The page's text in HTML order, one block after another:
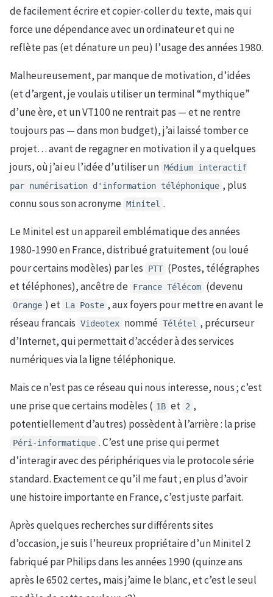
de facilement écrire et copier-coller du texte, mais qui
force une dépendance avec un ordinateur et qui ne
reflète pas (et dénature un peu) l’usage des années 1980.
Malheureusement, par manque de motivation, d’idées
(et d’argent, je voulais utiliser un terminal “mythique”
d’une ère, et un VT100 ne rentrait pas — et ne rentre
toujours pas — dans mon budget), j’ai laissé tomber ce
projet… avant de regagner en motivation il y a quelques
jours, où j’ai eu l’idée d’utiliser un Médium interactif
par numérisation d'information téléphonique , plus
connu sous son acronyme Minitel .
Le Minitel est un appareil emblématique des années
1980-1990 en France, distribué gratuitement (ou loué
pour certains modèles) par les
PTT (Postes, télégraphes
et téléphones), ancêtre de France Télécom (devenu
Orange ) et La Poste , aux foyers pour mettre en avant le
réseau francais Videotex nommé Télétel , précurseur
d’Internet, qui permettait d’accéder à des services
numériques via la ligne téléphonique.
Mais ce n’est pas ce réseau qui nous interesse, nous ; c’est
une prise que certains modèles ( 1B et 2 ,
potentiellement d’autres) possèdent à l’arrière : la prise
Péri-informatique . C’est une prise qui permet
d’interagir avec des périphériques via le protocole série
standard. Exactement ce qu’il me faut ; en plus d’avoir
une histoire importante en France, c’est juste parfait.
Après quelques recherches sur différents sites
d’occasion, je suis l’heureux propriétaire d’un Minitel 2
fabriqué par Philips dans les années 1990 (quinze ans
après le 6502 certes, mais j’aime le blanc, et c’est le seul